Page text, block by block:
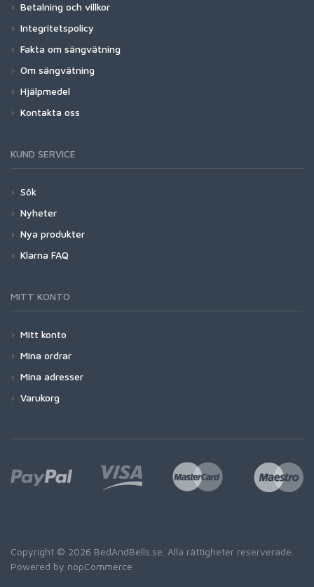
Betalning och villkor
Integritetspolicy
Fakta om sängvätning
Om sängvätning
Hjälpmedel
Kontakta oss
KUND SERVICE
Sök
Nyheter
Nya produkter
Klarna FAQ
MITT KONTO
Mitt konto
Mina ordrar
Mina adresser
Varukorg
Copyright © 2026 BedAndBells.se. Alla rättigheter reserverade.
Powered by nopCommerce